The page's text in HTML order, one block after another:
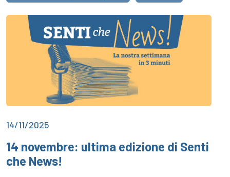
14/11/2025
14 novembre: ultima edizione di Senti
che News!